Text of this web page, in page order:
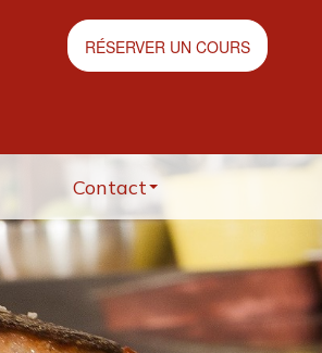
RÉSERVER UN COURS
Contact